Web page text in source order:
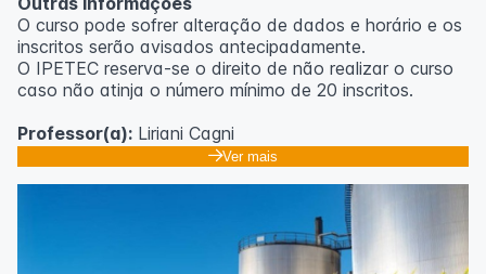
O curso pode sofrer alteração de dados e horário e os
inscritos serão avisados ​​antecipadamente.
O IPETEC reserva-se o direito de não realizar o curso
caso não atinja o número mínimo de 20 inscritos.
Professor(a): Liriani Cagni
Ver mais